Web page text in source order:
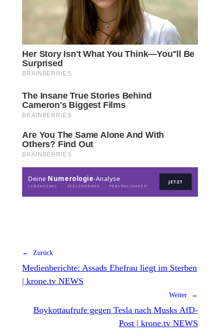
Deine Numerologie-Analyse
LEBENSZAHL · SEELENDRANG · PERSÖNLICHKEIT
JETZT
← Zurück
Medienberichte: Assads Ehefrau liegt im Sterben
| krone.tv NEWS
Weiter →
Boykottaufrufe gegen Tesla nach Musks AfD-
Post | krone.tv NEWS